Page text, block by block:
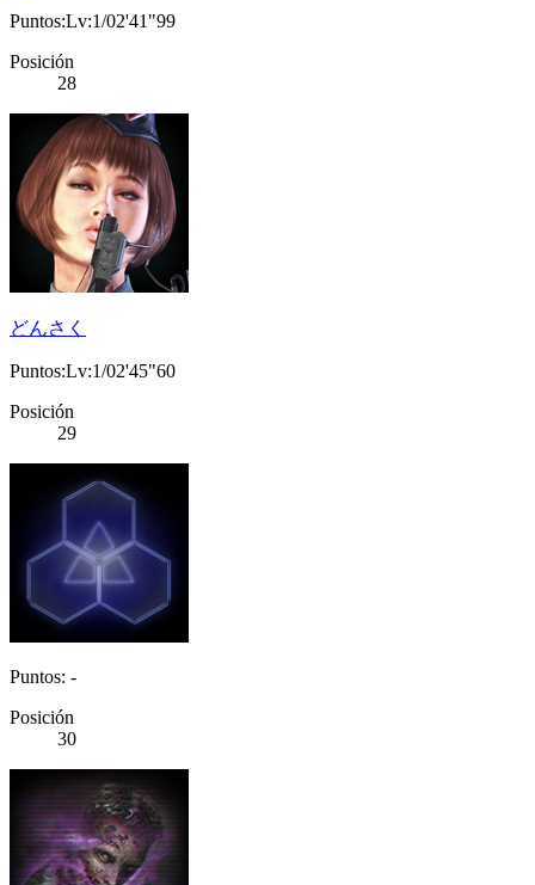
Puntos:Lv:1/02'41"99
Posición
28
どんさく
Puntos:Lv:1/02'45"60
Posición
29
Puntos: -
Posición
30